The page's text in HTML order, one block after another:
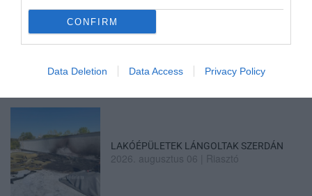
CONFIRM
Data Deletion Data Access Privacy Policy
HÍREK A GARÁZSBÓL: CHERY TIGGO 9
LAKÓÉPÜLETEK LÁNGOLTAK SZERDÁN
2026. augusztus 06 Riasztó